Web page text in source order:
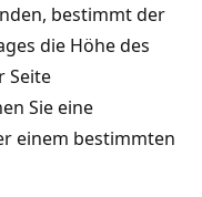
bestimmt der
die Höhe des
Seite
Sie eine
einem bestimmten